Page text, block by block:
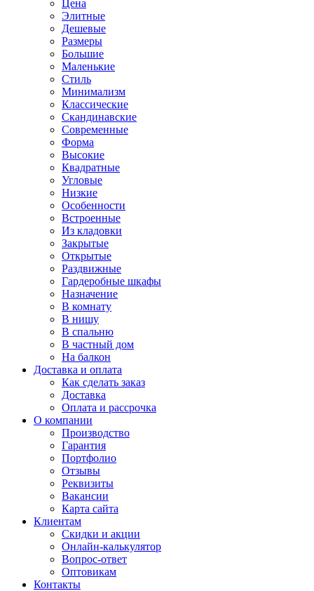
Цена
Элитные
Дешевые
Размеры
Большие
Маленькие
Стиль
Минимализм
Классические
Скандинавские
Современные
Форма
Высокие
Квадратные
Угловые
Низкие
Особенности
Встроенные
Из кладовки
Закрытые
Открытые
Раздвижные
Гардеробные шкафы
Назначение
В комнату
В нишу
В спальню
В частный дом
На балкон
Доставка и оплата
Как сделать заказ
Доставка
Оплата и рассрочка
О компании
Производство
Гарантия
Портфолио
Отзывы
Реквизиты
Вакансии
Карта сайта
Клиентам
Скидки и акции
Онлайн-калькулятор
Вопрос-ответ
Оптовикам
Контакты